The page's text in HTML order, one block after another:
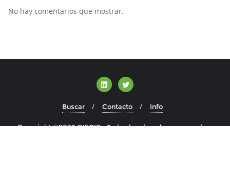
No hay comentarios que mostrar.
Buscar Contacto Info
Copyright ©2026 BIECIR . Todos los derechos reservados.